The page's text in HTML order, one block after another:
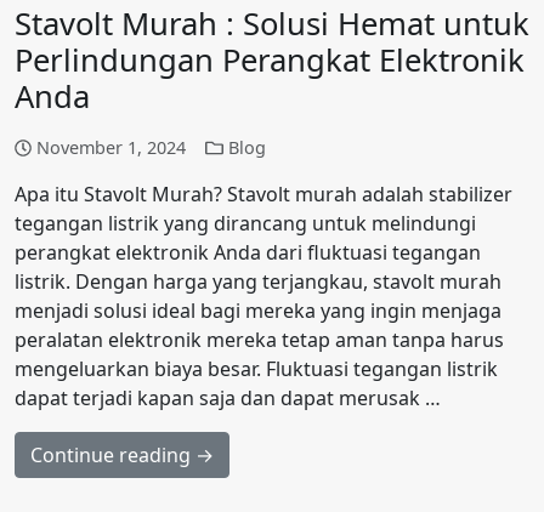
Stavolt Murah : Solusi Hemat untuk
Perlindungan Perangkat Elektronik
Anda
November 1, 2024 Blog
Apa itu Stavolt Murah? Stavolt murah adalah stabilizer
tegangan listrik yang dirancang untuk melindungi
perangkat elektronik Anda dari fluktuasi tegangan
listrik. Dengan harga yang terjangkau, stavolt murah
menjadi solusi ideal bagi mereka yang ingin menjaga
peralatan elektronik mereka tetap aman tanpa harus
mengeluarkan biaya besar. Fluktuasi tegangan listrik
dapat terjadi kapan saja dan dapat merusak …
Continue reading →